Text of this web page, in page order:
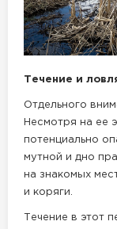
Течение и
Отдельного
Несмотря на ее
потенциально
мутной и дно
на знакомых
и коряги.
Течение в этот